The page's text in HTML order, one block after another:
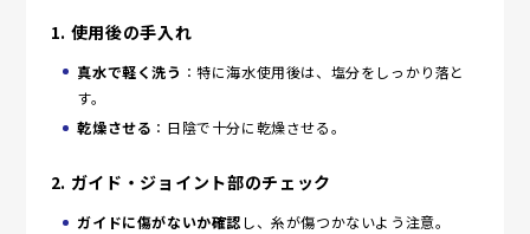
1. 使用後の手入れ
真水で軽く洗う ：特に海水使用後は、塩分をしっかり落と
す。
乾燥させる ：日陰で十分に乾燥させる。
2. ガイド・ジョイント部のチェック
ガイドに傷がないか確認 し、糸が傷つかないよう注意。